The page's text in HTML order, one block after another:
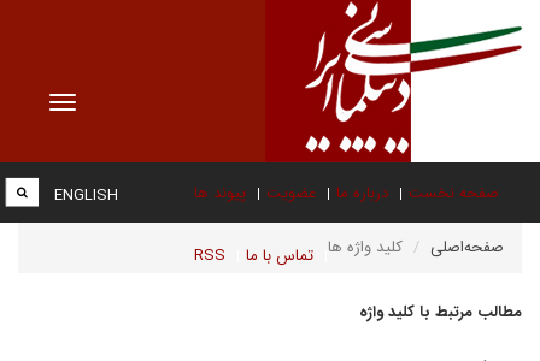
Toggle
صفحه نخست درباره ما عضویت پیوند ها
تماس با ما RSS
ENGLISH
صفحه‌اصلی کلید واژه ها
مطالب مرتبط با کلید واژه